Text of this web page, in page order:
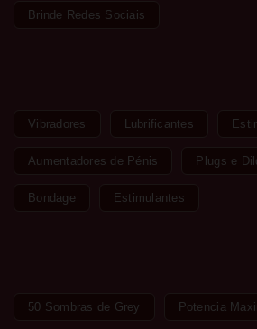
Brinde Redes Sociais
Vibradores Lubrificantes
Aumentadores de Pénis Plugs e
Bondage Estimulantes
50 Sombras de Grey Potencia